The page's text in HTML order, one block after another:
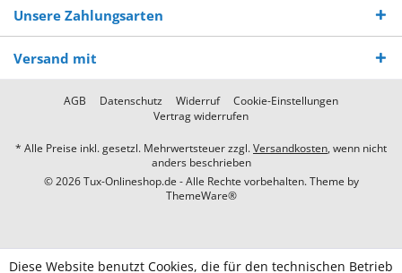
Unsere Zahlungsarten
Versand mit
AGB Datenschutz Widerruf
Cookie-Einstellungen
Vertrag widerrufen
* Alle Preise inkl. gesetzl. Mehrwertsteuer zzgl.Versandkosten, wenn nicht
anders beschrieben
© 2026 Tux-Onlineshop.de - Alle Rechte vorbehalten. Theme by
ThemeWare®
Diese Website benutzt Cookies, die für den technischen Betrieb